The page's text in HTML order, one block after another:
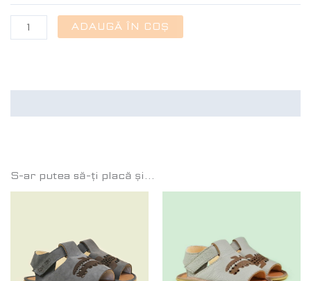
ADAUGĂ ÎN COȘ
S-ar putea să-ți placă și…